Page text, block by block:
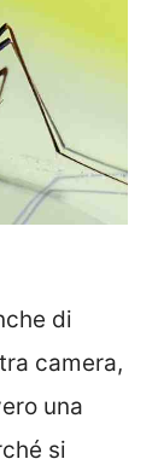
di
camera,
una
si